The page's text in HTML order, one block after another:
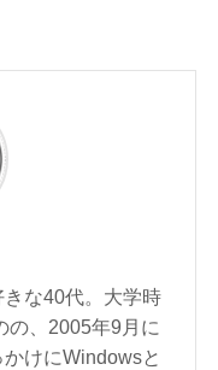
な40代。大学時
の、2005年9月に
けにWindowsと